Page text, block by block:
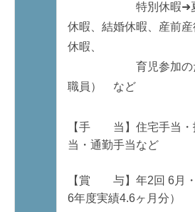
特別休暇➜夏期
休暇、結婚休暇、産前産
休暇、
育児参加のため
職員） など
【手 当】住宅手当・
当・通勤手当など
【賞 与】年2回 6月
6年度実績4.6ヶ月分）